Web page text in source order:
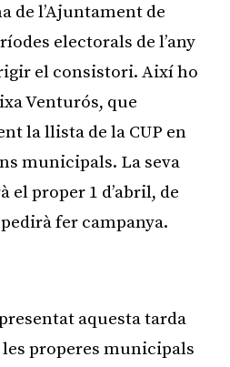
de l’Ajuntament de
electorals de l’any
el consistori. Així ho
Venturós, que
la llista de la CUP en
municipals. La seva
proper 1 d’abril, de
fer campanya.
aquesta tarda
properes municipals